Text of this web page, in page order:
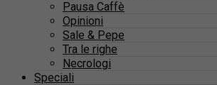
Pausa Caffè
Opinioni
Sale & Pepe
Tra le righe
Necrologi
Speciali